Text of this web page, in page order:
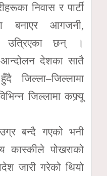
निवास र पार्टी
बनाएर आगजनी,
उत्रिएका छन् ।
आन्दोलन देशका सातै
जिल्लामा कफ्र्यू
बन्दै गएको भनी
कास्कीले पोखराको
जारी गरेको थियो